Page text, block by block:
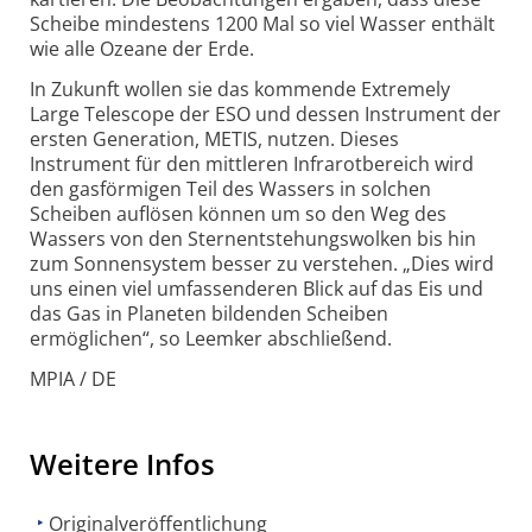
Scheibe mindestens 1200 Mal so viel Wasser enthält
wie alle Ozeane der Erde.
In Zukunft wollen sie das kommende Extremely
Large Telescope der ESO und dessen Instrument der
ersten Generation, METIS, nutzen. Dieses
Instrument für den mittleren Infrarotbereich wird
den gasförmigen Teil des Wassers in solchen
Scheiben auflösen können um so den Weg des
Wassers von den Sternentstehungswolken bis hin
zum Sonnen­system besser zu verstehen. „Dies wird
uns einen viel umfassenderen Blick auf das Eis und
das Gas in Planeten bildenden Scheiben
ermöglichen“, so Leemker abschließend.
MPIA / DE
Weitere Infos
Originalveröffentlichung